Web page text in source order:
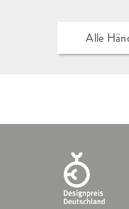
Alle